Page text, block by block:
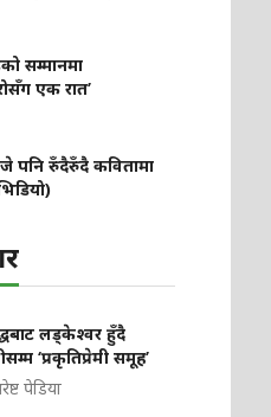
सम्मानमा
एक रात’
पनि रुँदैरुँदै कवितामा
लड्केश्वर हुँदै
‘प्रकृतिप्रेमी समूह’
पेडिया